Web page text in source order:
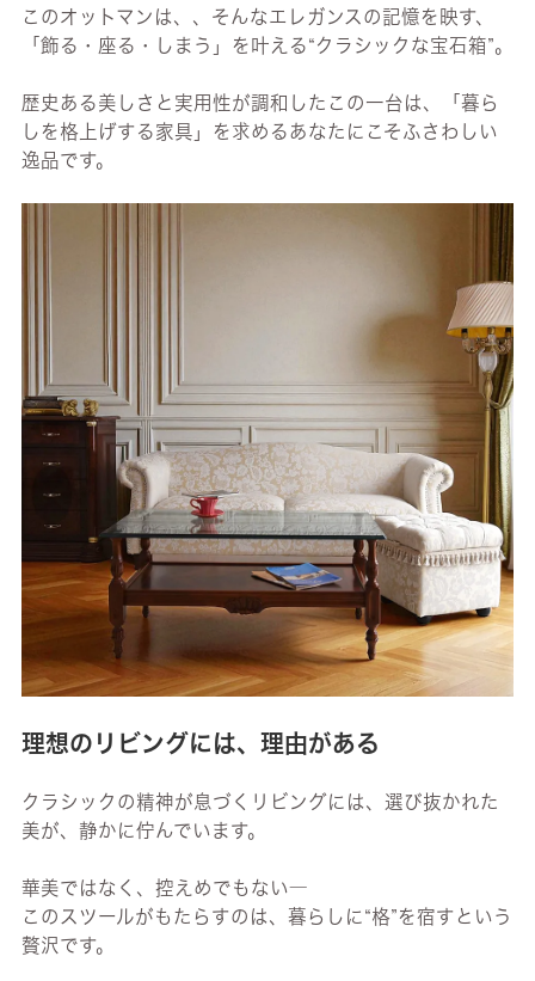
このオットマンは、、そんなエレガンスの記憶を映す、
「飾る・座る・しまう」を叶える“クラシックな宝石箱”。
歴史ある美しさと実用性が調和したこの一台は、「暮ら
しを格上げする家具」を求めるあなたにこそふさわしい
逸品です。
理想のリビングには、理由がある
クラシックの精神が息づくリビングには、選び抜かれた
美が、静かに佇んでいます。
華美ではなく、控えめでもない―
このスツールがもたらすのは、暮らしに“格”を宿すという
贅沢です。